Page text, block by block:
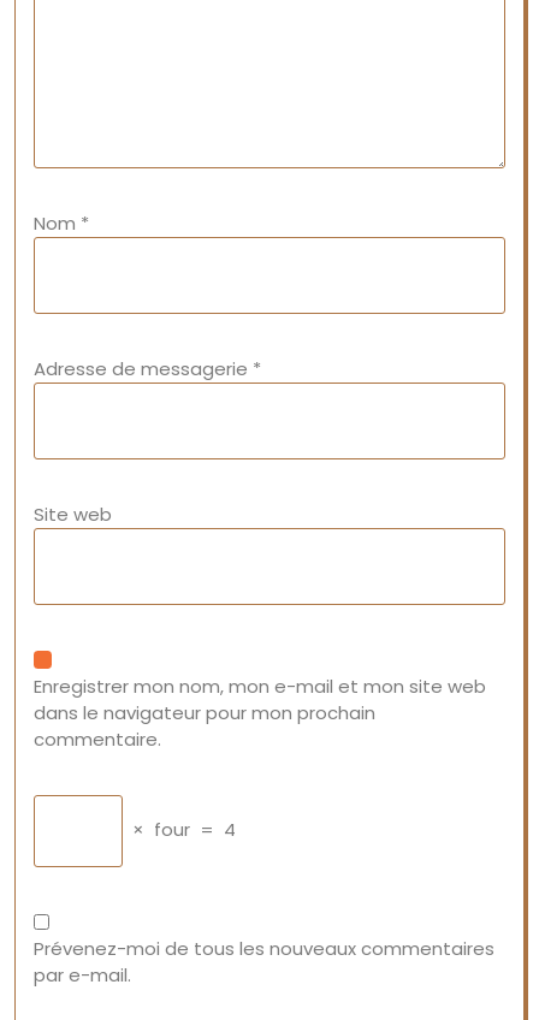
Nom *
Adresse de messagerie *
Site web
Enregistrer mon nom, mon e-mail et mon site web
dans le navigateur pour mon prochain
commentaire.
× four = 4
Prévenez-moi de tous les nouveaux commentaires
par e-mail.